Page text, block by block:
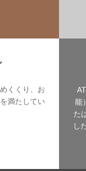
くくり、お
満たしてい
能
た
し